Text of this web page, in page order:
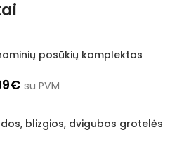
posūkių komplektas
€ su PVM
blizgios, dvigubos grotelės